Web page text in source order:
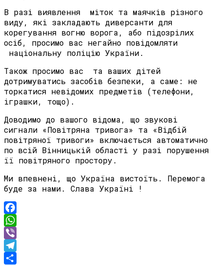
В разі виявлення міток та маячків різного
виду, які закладають диверсанти для
корегування вогню ворога, або підозрілих
осіб, просимо вас негайно повідомляти
національну поліцію України.
Також просимо вас та ваших дітей
дотримуватись засобів безпеки, а саме: не
торкатися невідомих предметів (телефони,
іграшки, тощо).
Доводимо до вашого відома, що звукові
сигнали «Повітряна тривога» та «Відбій
повітряної тривоги» включається автоматично
по всій Вінницькій області у разі порушення
її повітряного простору.
Ми впевнені, що Україна вистоїть. Перемога
буде за нами. Слава Україні !
Facebook
WhatsApp
Viber
Telegram